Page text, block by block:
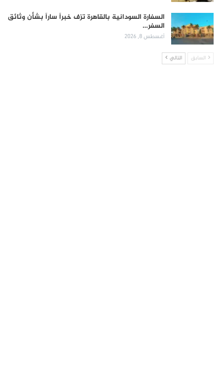
السفارة السودانية بالقاهرة تزف خبراً ساراً بشأن وثائق
السفر…
أغسطس 8, 2026
السابق التالي